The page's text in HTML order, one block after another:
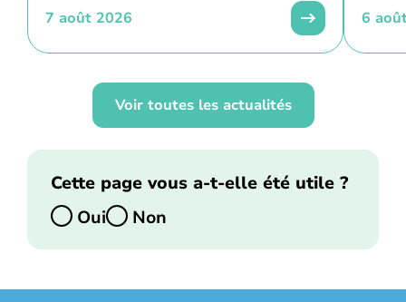
7 août 2026 6
Voir toutes les actualités
Cette page vous a-t-elle été utile ?
Oui
Non